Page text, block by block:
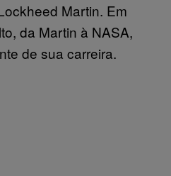
Martin. Em
da Martin à NASA,
de sua carreira.